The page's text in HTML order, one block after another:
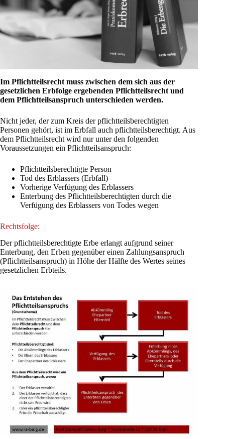
Im Pflichtteilsrecht muss zwischen dem sich aus der
gesetzlichen Erbfolge ergebenden Pflichtteilsrecht und
dem Pflichtteilsanspruch unterschieden werden.
Nicht jeder, der zum Kreis der pflichtteilsberechtigten
Personen gehört, ist im Erbfall auch pflichtteilsberechtigt. Aus
dem Pflichtteilsrecht wird nur unter den folgenden
Voraussetzungen ein Pflichtteilsanspruch:
Pflichtteilsberechtigte Person
Tod des Erblassers (Erbfall)
Vorherige Verfügung des Erblassers
Enterbung des Pflichtteilsberechtigten durch die
Verfügung des Erblassers von Todes wegen
Rechtsfolge:
Der pflichtteilsberechtigte Erbe erlangt aufgrund seiner
Enterbung, den Erben gegenüber einen Zahlungsanspruch
(Pflichtteilsanspruch) in Höhe der Hälfte des Wertes seines
gesetzlichen Erbteils.